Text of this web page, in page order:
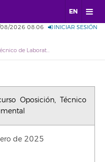
EN
2026 08:06 INICIAR SESIÓN
Resolución del Rector Concurso Oposición, Técnico de Laboratorio, Técnico Instrumental
Oposición, Técnico
de 2025